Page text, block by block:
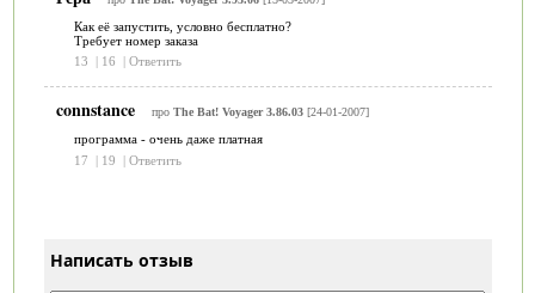
Как её запустить, условно беcплатно?
Требует номер заказа
13
| 16 | Ответить
connstance про The Bat! Voyager 3.86.03[24-01-2007]
программа - очень даже платная
17
| 19 | Ответить
Написать отзыв